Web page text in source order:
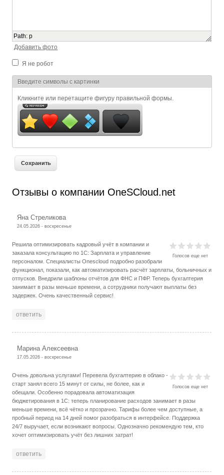
Path:p
Добавить фото
Я не робот
Я спамер
Введите символы с картинки
Кликните или перетащите фигуру правильной формы.
Отзывы о компании OneSCloud.net
Яна Стреликова
24.05.2026 - воскресенье
Голосов еще нет
Решила оптимизировать кадровый учёт в компании и
заказала консультацию по 1С: Зарплата и управление
персоналом. Специалисты Onescloud подробно разобрали
функционал, показали, как автоматизировать расчёт зарплаты, больничных и
отпусков. Внедрили шаблоны отчётов для ФНС и ПФР. Теперь бухгалтерия
занимает в разы меньше времени, а сотрудники получают выплаты без
задержек. Очень качественный сервис!
ответить
Марина Алексеевна
17.05.2026 - воскресенье
Голосов еще нет
Очень довольна услугами! Перевела бухгалтерию в облако -
старт занял всего 15 минут от силы, не более, как и
обещали. Особенно порадовала автоматизация
бюджетирования в 1C: теперь планирование расходов занимает в разы
меньше времени, всё чётко и прозрачно. Тарифы более чем доступные, а
пробный период на 14 дней помог разобраться в интерфейсе. Поддержка
24/7 выручает, если возникают вопросы. Однозначно рекомендую тем, кто
хочет оптимизировать учёт без лишних затрат!
ответить